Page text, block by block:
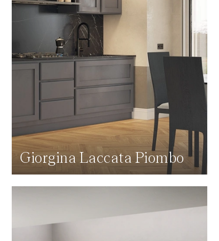
Giorgina Laccata Piombo